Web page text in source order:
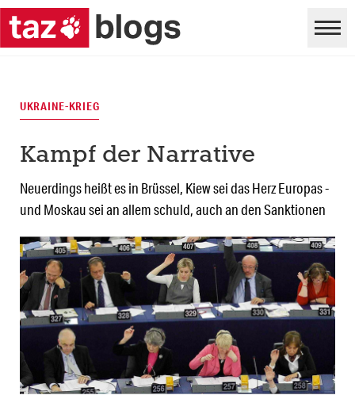
UKRAINE-KRIEG
Kampf der Narrative
Neuerdings heißt es in Brüssel, Kiew sei das Herz Europas -
und Moskau sei an allem schuld, auch an den Sanktionen